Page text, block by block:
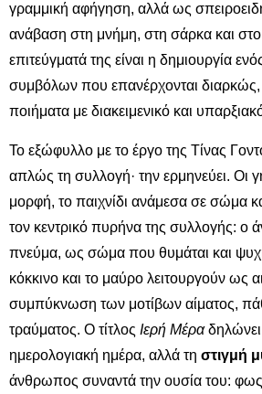
γραμμική αφήγηση, αλλά ως
ανάβαση στη μνήμη, στη σάρκα και
επιτεύγματά της είναι η δημιουργία
συμβόλων που επανέρχονται διαρκώς,
ποιήματα με διακειμενικό και
Το εξώφυλλο με το έργο της Τίνας
απλώς τη συλλογή· την ερμηνεύει. Οι
μορφή, το παιχνίδι ανάμεσα σε σώμα
τον κεντρικό πυρήνα της συλλογής: ο
πνεύμα, ως σώμα που θυμάται και
κόκκινο και το μαύρο λειτουργούν ως
συμπύκνωση των μοτίβων αίματος,
τραύματος. Ο τίτλος Ιερή Μέραδηλώνει
ημερολογιακή ημέρα, αλλά τη στιγμή
άνθρωπος συναντά την ουσία του: